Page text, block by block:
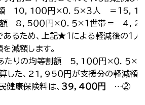
10，1００円×０．５×３人 ＝１5，15
8，5００円×０．５×１世帯＝ 4，2
るため、上記★１による軽減後の１
減額します。
たりの均等割額 5，1００円×０．５×
した、21，95０円が支援分の軽減額
康保険料は、 ３9，4００円 …②